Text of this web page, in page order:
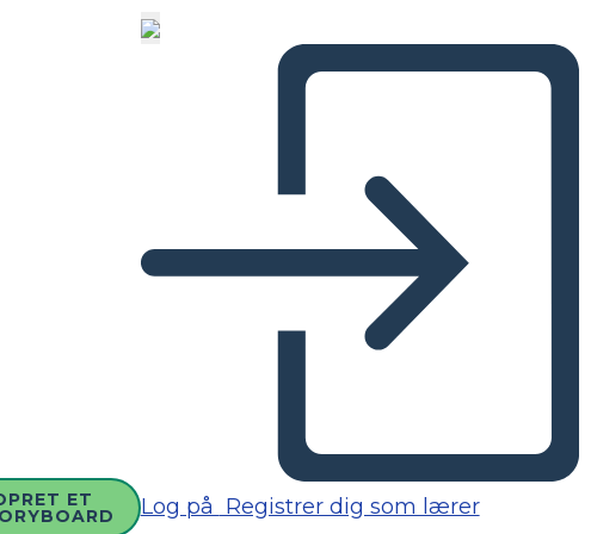
ET Log på Registrer dig som lærer